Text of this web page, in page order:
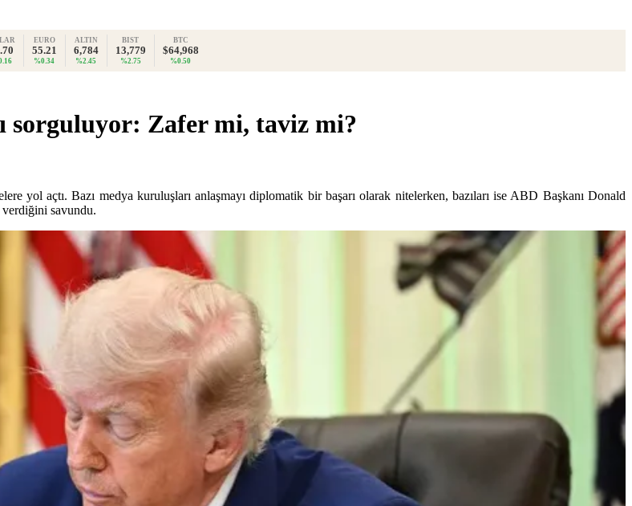
EURO
55.21
%0.34
ALTIN
6,784
%2.45
BIST
13,779
%2.75
BTC
$64,968
%0.50
sorguluyor: Zafer mi, taviz mi?
yol açtı. Bazı medya kuruluşları anlaşmayı diplomatik bir başarı olarak nitelerken, bazıları ise ABD Başkanı Donald
verdiğini savundu.